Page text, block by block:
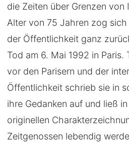
die Zeiten über Grenzen von
Alter von 75 Jahren zog
der Öffentlichkeit ganz
Tod am 6. Mai 1992 in Paris.
vor den Parisern und der
Öffentlichkeit schrieb sie in
ihre Gedanken auf und ließ
originellen
Zeitgenossen lebendig